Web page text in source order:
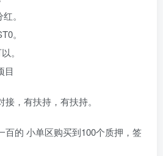
。
。
。
目
，有扶持，有扶持。
百的 小单区购买到100个质押，签